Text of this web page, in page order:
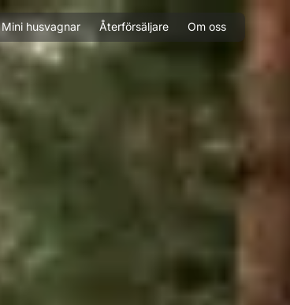
Mini husvagnar Återförsäljare Om oss